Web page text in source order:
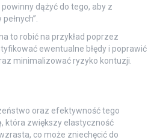
dążyć do tego, aby z
to robić na przykład poprzez
ewentualne błędy i poprawić
minimalizować ryzyko kontuzji.
oraz efektywność tego
, która zwiększy elastyczność
co może zniechęcić do